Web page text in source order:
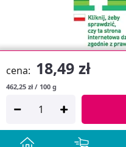
cena: 18,49 zł
462,25 zł / 100 g
Copyright © 2026